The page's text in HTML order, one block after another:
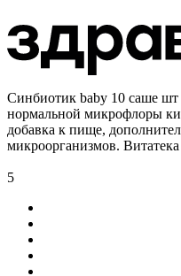
Синбиотик baby 10 саше шт
нормальной микрофлоры
добавка к пище,
микроорганизмов. Витатека
5